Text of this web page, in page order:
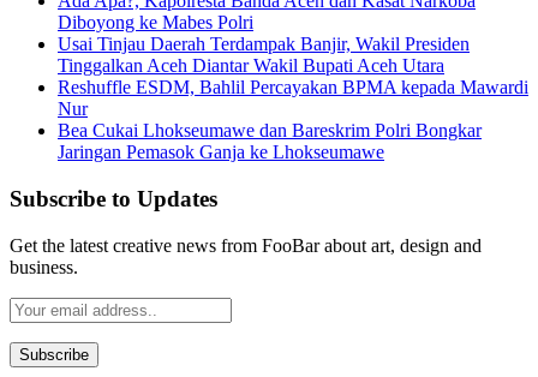
Diboyong ke Mabes Polri
Usai Tinjau Daerah Terdampak Banjir, Wakil Presiden
Tinggalkan Aceh Diantar Wakil Bupati Aceh Utara
Reshuffle ESDM, Bahlil Percayakan BPMA kepada Mawardi
Nur
Bea Cukai Lhokseumawe dan Bareskrim Polri Bongkar
Jaringan Pemasok Ganja ke Lhokseumawe
Subscribe to Updates
Get the latest creative news from FooBar about art, design and
business.